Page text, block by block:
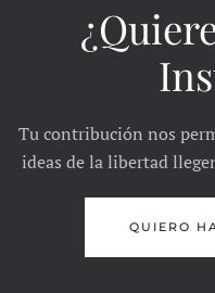
Tu contribución nos
ideas de la libertad
QUIERO